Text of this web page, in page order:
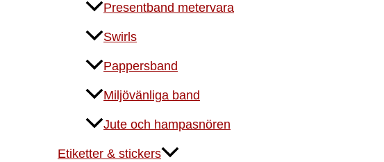
Presentband metervara
Swirls
Pappersband
Miljövänliga band
Jute och hampasnören
Etiketter & stickers